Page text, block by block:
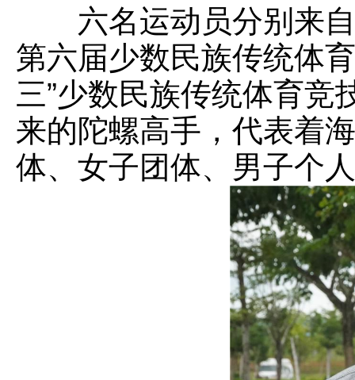
六名运动员分别来自
第六届少数民族传统体
三”少数民族传统体育
来的陀螺高手，代表着
体、女子团体、男子个